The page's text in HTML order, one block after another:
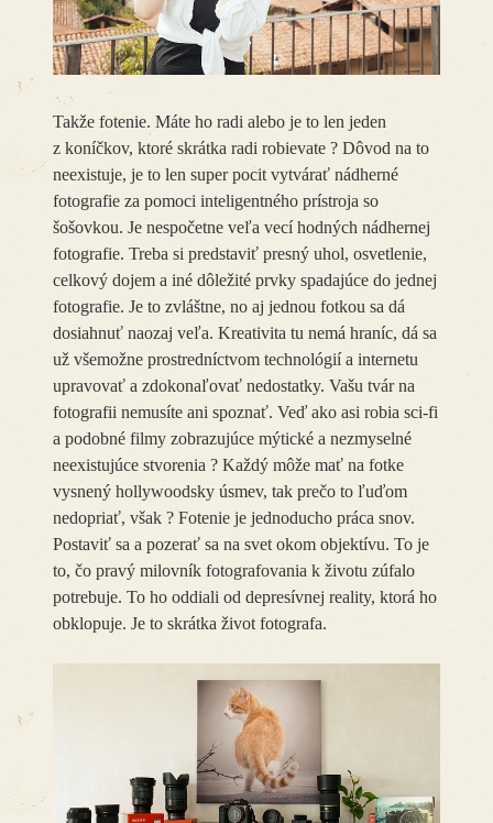
Takže fotenie. Máte ho radi alebo je to len jeden
z koníčkov, ktoré skrátka radi robievate ? Dôvod na to
neexistuje, je to len super pocit vytvárať nádherné
fotografie za pomoci inteligentného prístroja so
šošovkou. Je nespočetne veľa vecí hodných nádhernej
fotografie. Treba si predstaviť presný uhol, osvetlenie,
celkový dojem a iné dôležité prvky spadajúce do jednej
fotografie. Je to zvláštne, no aj jednou fotkou sa dá
dosiahnuť naozaj veľa. Kreativita tu nemá hraníc, dá sa
už všemožne prostredníctvom technológií a internetu
upravovať a zdokonaľovať nedostatky. Vašu tvár na
fotografii nemusíte ani spoznať. Veď ako asi robia sci-fi
a podobné filmy zobrazujúce mýtické a nezmyselné
neexistujúce stvorenia ? Každý môže mať na fotke
vysnený hollywoodsky úsmev, tak prečo to ľuďom
nedopriať, však ? Fotenie je jednoducho práca snov.
Postaviť sa a pozerať sa na svet okom objektívu. To je
to, čo pravý milovník fotografovania k životu zúfalo
potrebuje. To ho oddiali od depresívnej reality, ktorá ho
obklopuje. Je to skrátka život fotografa.